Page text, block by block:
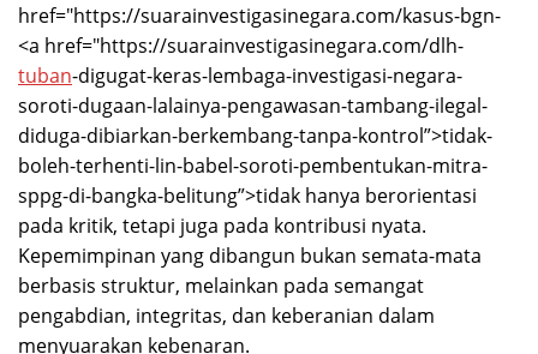
href="https://suarainvestigasinegara.com/kasus-bgn-
<a href="https://suarainvestigasinegara.com/dlh-
tuban-digugat-keras-lembaga-investigasi-negara-
soroti-dugaan-lalainya-pengawasan-tambang-ilegal-
diduga-dibiarkan-berkembang-tanpa-kontrol”>tidak-
boleh-terhenti-lin-babel-soroti-pembentukan-mitra-
sppg-di-bangka-belitung”>tidak hanya berorientasi
pada kritik, tetapi juga pada kontribusi nyata.
Kepemimpinan yang dibangun bukan semata-mata
berbasis struktur, melainkan pada semangat
pengabdian, integritas, dan keberanian dalam
menyuarakan kebenaran.